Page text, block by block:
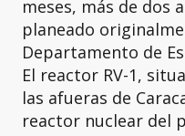
meses, más de dos
planeado
Departamento de
El reactor RV-1,
las afueras de
reactor nuclear del